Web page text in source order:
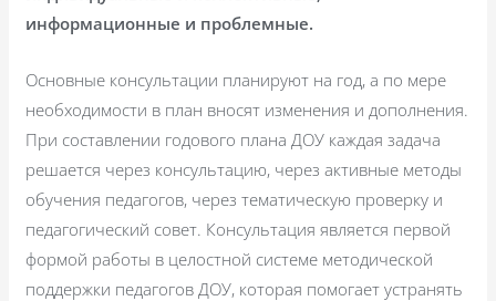
информационные и проблемные.
Основные консультации планируют на год, а по мере
необходимости в план вносят изменения и дополнения.
При составлении годового плана ДОУ каждая задача
решается через консультацию, через активные методы
обучения педагогов, через тематическую проверку и
педагогический совет. Консультация является первой
формой работы в целостной системе методической
поддержки педагогов ДОУ, которая помогает устранять